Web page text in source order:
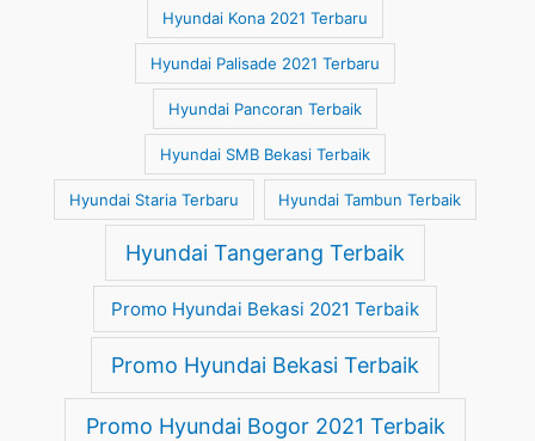
Hyundai Kona 2021 Terbaru
Hyundai Palisade 2021 Terbaru
Hyundai Pancoran Terbaik
Hyundai SMB Bekasi Terbaik
Hyundai Staria Terbaru Hyundai Tambun Terbaik
Hyundai Tangerang Terbaik
Promo Hyundai Bekasi 2021 Terbaik
Promo Hyundai Bekasi Terbaik
Promo Hyundai Bogor 2021 Terbaik